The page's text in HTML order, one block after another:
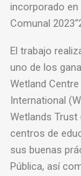
incorporado en
Comunal
El trabajo
uno de los
Wetland
International
Wetlands
centros de
sus buenas
Pública, así